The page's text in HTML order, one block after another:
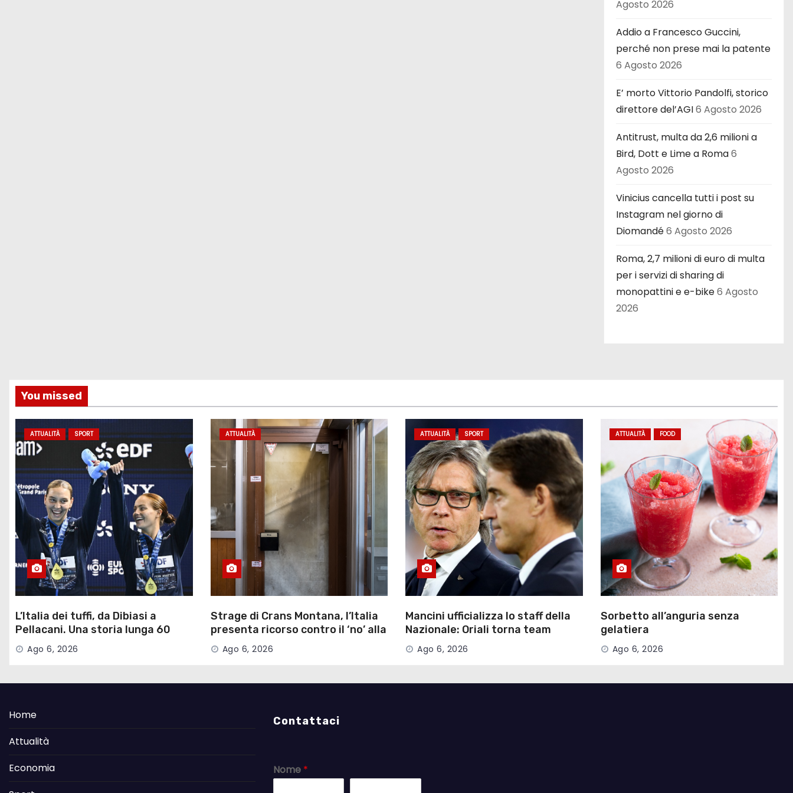
Agosto 2026
Addio a Francesco Guccini,
perché non prese mai la patente
6 Agosto 2026
E’ morto Vittorio Pandolfi, storico
direttore del’AGI6 Agosto 2026
Antitrust, multa da 2,6 milioni a
Bird, Dott e Lime a Roma6
Agosto 2026
Vinicius cancella tutti i post su
Instagram nel giorno di
Diomandé6 Agosto 2026
Roma, 2,7 milioni di euro di multa
per i servizi di sharing di
monopattini e e-bike6 Agosto
2026
You missed
ATTUALITÀ SPORT
L’Italia dei tuffi, da Dibiasi a
Pellacani. Una storia lunga 60
anniAgo 6, 2026
ATTUALITÀ
Strage di Crans Montana, l’Italia
presenta ricorso contro il ‘no’ alla
parte civile
Ago 6, 2026
ATTUALITÀ SPORT
Mancini ufficializza lo staff della
Nazionale: Oriali torna team
manager
Ago 6, 2026
ATTUALITÀ FOOD
Sorbetto all’anguria senza
gelatiera
Ago 6, 2026
Home
Attualità
Economia
Contattaci
Nome *